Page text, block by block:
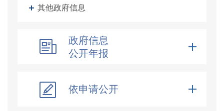
其他政府信息
政府信息
公开年报
依申请公开